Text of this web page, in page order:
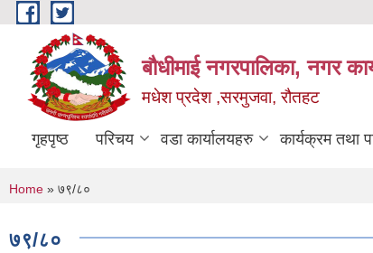
Skip to main content
बौधीमाई नगरपालिका, नगर
मधेश प्रदेश ,सरमुजवा, रौतहट
गृहपृष्ठ परिचय वडा कार्यालयहरु कार्यक्रम तथा
You are here
Home » ७९/८०
७९/८०